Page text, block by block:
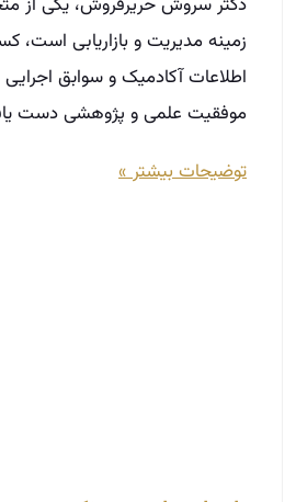
زمینه مدیریت و بازاریابی است،
اطلاعات آکادمیک و سوابق
موفقیت علمی و پژوهشی دست
توضیحات بیشتر »